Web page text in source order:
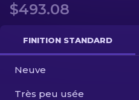
Gants
Caisses
Autre
$493.08
FINITION STANDARD
Neuve
Très peu usée